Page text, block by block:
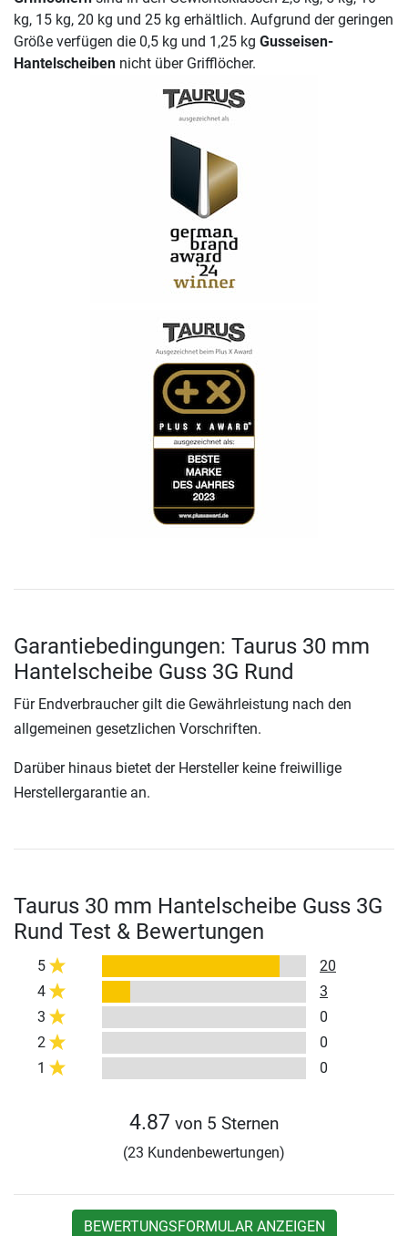
kg, 15 kg, 20 kg und 25 kg erhältlich. Aufgrund der geringen
Größe verfügen die 0,5 kg und 1,25 kg Gusseisen-
Hantelscheiben nicht über Grifflöcher.
Garantiebedingungen: Taurus 30 mm
Hantelscheibe Guss 3G Rund
Für Endverbraucher gilt die Gewährleistung nach den
allgemeinen gesetzlichen Vorschriften.
Darüber hinaus bietet der Hersteller keine freiwillige
Herstellergarantie an.
Taurus 30 mm Hantelscheibe Guss 3G
Rund Test & Bewertungen
5
20
4
3
3
0
2
0
1
0
4.87 von 5 Sternen
(23 Kundenbewertungen)
BEWERTUNGSFORMULAR ANZEIGEN